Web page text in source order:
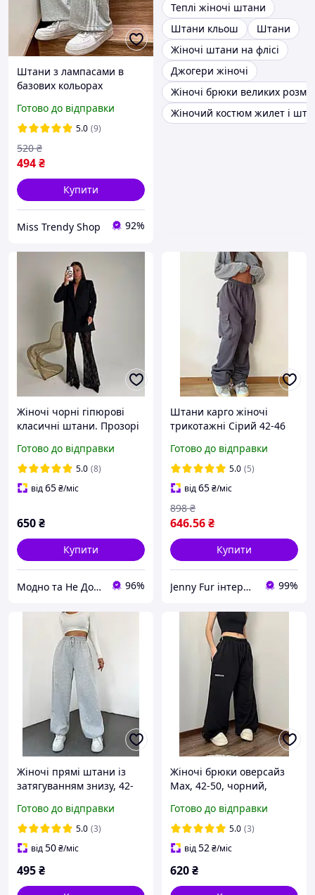
Штани з лампасами в
базових кольорах
Готово до відправки
5.0 (9)
494₴
520 ₴
Купити
Miss Trendy Shop 92%
Теплі жіночі штани
Штани кльош
Штани
Жіночі штани на флісі
Джогери жіночі
Жіночі брюки великих
Жіночий костюм жилет і
Жіночі чорні гіпюрові
класичні штани. Прозорі
мереживні брюки кльош
Готово до відправки
5.0 (8)
від65₴/міс
650₴
Купити
Модно та Не Дорого 96%
Штани карго жіночі
трикотажні Сірий 42-46
Готово до відправки
5.0 (5)
від65₴/міс
646.56₴
898 ₴
Купити
Jenny Fur інтернет-магазин одягу 99%
Жіночі прямі штани із
затягуванням знизу, 42-
двонити.
Готово до відправки
5.0 (3)
від50₴/міс
495₴
Жіночі брюки оверсайз
Max, 42-50, чорний,
шоколад, рожевий,
подвійний.
Готово до відправки
5.0 (3)
від52₴/міс
620₴